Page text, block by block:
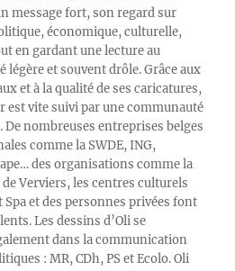
message fort, son regard sur
économique, culturelle,
en gardant une lecture au
légère et souvent drôle. Grâce aux
et à la qualité de ses caricatures,
est vite suivi par une communauté
De nombreuses entreprises belges
comme la SWDE, ING,
des organisations comme la
de Verviers, les centres culturels
Spa et des personnes privées font
Les dessins d’Oli se
dans la communication
: MR, CDh, PS et Ecolo. Oli